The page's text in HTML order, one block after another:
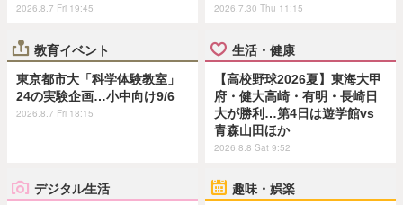
2026.8.7 Fri 19:45 2026.7.30 Thu 11:15
教育イベント
東京都市大「科学体験教室」
24の実験企画…小中向け9/6
2026.8.7 Fri 18:15
生活・健康
【高校野球2026夏】東海大甲
府・健大高崎・有明・長崎日
大が勝利…第4日は遊学館vs
青森山田ほか
2026.8.8 Sat 9:52
デジタル生活 趣味・娯楽